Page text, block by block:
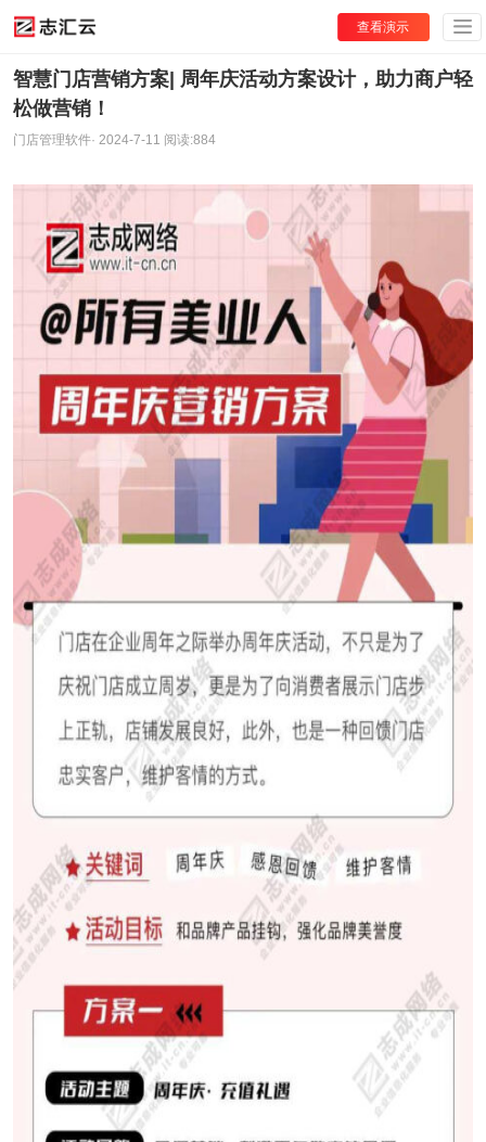
查看演示
智慧门店营销方案| 周年庆活动方案设计，助力商户轻
松做营销！
门店管理软件· 2024-7-11 阅读:884